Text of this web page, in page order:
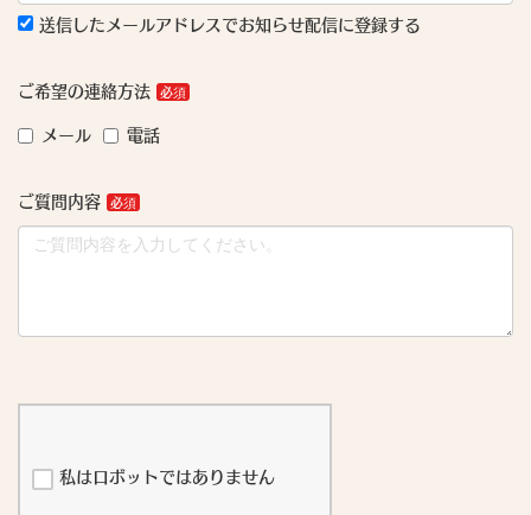
送信したメールアドレスでお知らせ配信に登録する
ご希望の連絡方法
メール 電話
ご質問内容
私はロボットではありません